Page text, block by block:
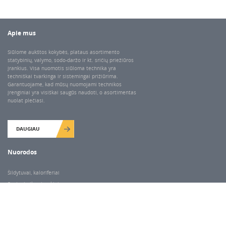
Apie mus
Siūlome aukštos kokybės, plataus asortimento
statybinių, valymo, sodo-daržo ir kt. sričių priežiūros
įrankius. Visa nuomotis siūloma technika yra
techniškai tvarkinga ir sistemingai prižiūrima.
Garantuojame, kad mūsų nuomojami technikos
įrenginiai yra visiškai saugūs naudoti, o asortimentas
nuolat plečiasi.
DAUGIAU
Nuorodos
Šildytuvai, kaloriferiai
Santechnikos įrankiai